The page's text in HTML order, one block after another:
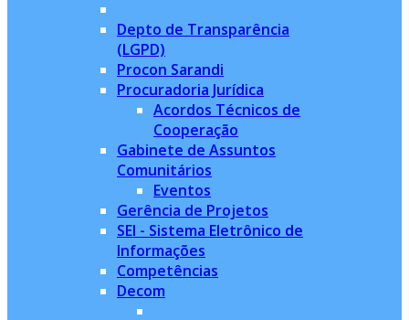
Depto de Transparência
(LGPD)
Procon Sarandi
Procuradoria Jurídica
Acordos Técnicos de
Cooperação
Gabinete de Assuntos
Comunitários
Eventos
Gerência de Projetos
SEI - Sistema Eletrônico de
Informações
Competências
Decom